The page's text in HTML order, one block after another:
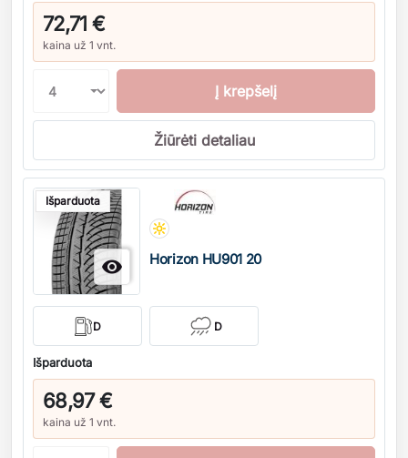
72,71 €
kaina už 1 vnt.
Į krepšelį
Žiūrėti detaliau
Išparduota
 Horizon HU901 20
D D
Išparduota
68,97 €
kaina už 1 vnt.
Kiekis